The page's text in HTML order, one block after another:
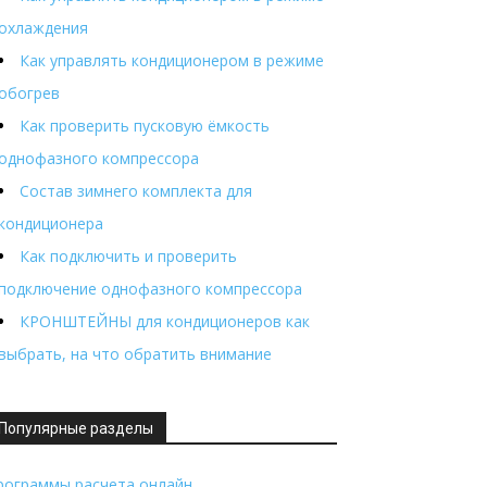
охлаждения
Как управлять кондиционером в режиме
обогрев
Как проверить пусковую ёмкость
однофазного компрессора
Состав зимнего комплекта для
Как подключить и проверить
однофазного компрессора
КРОНШТЕЙНЫ для кондиционеров как
на что обратить внимание
Популярные разделы